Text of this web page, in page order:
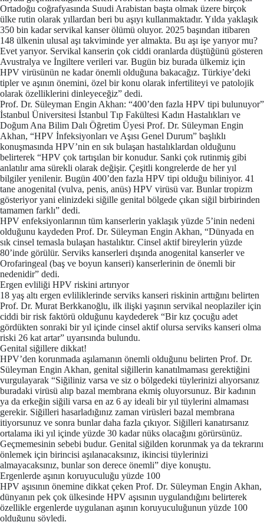
Ortadoğu coğrafyasında Suudi Arabistan başta olmak üzere birçok
ülke rutin olarak yıllardan beri bu aşıyı kullanmaktadır. Yılda yaklaşık
350 bin kadar servikal kanser ölümü oluyor. 2025 başından itibaren
148 ülkenin ulusal aşı takviminde yer almakta. Bu aşı işe yarıyor mu?
Evet yarıyor. Servikal kanserin çok ciddi oranlarda düştüğünü gösteren
Avustralya ve İngiltere verileri var. Bugün biz burada ülkemiz için
HPV virüsünün ne kadar önemli olduğuna bakacağız. Türkiye’deki
tipler ve aşının önemini, özel bir konu olarak infertiliteyi ve patolojik
olarak özelliklerini dinleyeceğiz” dedi.
Prof. Dr. Süleyman Engin Akhan: “400’den fazla HPV tipi bulunuyor”
İstanbul Üniversitesi İstanbul Tıp Fakültesi Kadın Hastalıkları ve
Doğum Ana Bilim Dalı Öğretim Üyesi Prof. Dr. Süleyman Engin
Akhan, “HPV İnfeksiyonları ve Aşısı Genel Durum” başlıklı
konuşmasında HPV’nin en sık bulaşan hastalıklardan olduğunu
belirterek “HPV çok tartışılan bir konudur. Sanki çok rutinmiş gibi
anlatılır ama sürekli olarak değişir. Çeşitli kongrelerde de her yıl
bilgiler yenilenir. Bugün 400’den fazla HPV tipi olduğu biliniyor. 41
tane anogenital (vulva, penis, anüs) HPV virüsü var. Bunlar tropizm
gösteriyor yani elinizdeki siğille genital bölgede çıkan siğil birbirinden
tamamen farklı” dedi.
HPV enfeksiyonlarının tüm kanserlerin yaklaşık yüzde 5’inin nedeni
olduğunu kaydeden Prof. Dr. Süleyman Engin Akhan, “Dünyada en
sık cinsel temasla bulaşan hastalıktır. Cinsel aktif bireylerin yüzde
80’inde görülür. Serviks kanserleri dışında anogenital kanserler ve
Orofaringeal (baş ve boyun kanseri) kanserlerinin de önemli bir
nedenidir” dedi.
Ergen evliliği HPV riskini artırıyor
18 yaş altı ergen evliliklerinde serviks kanseri riskinin arttığını belirten
Prof. Dr. Murat Berkkanoğlu, ilk ilişki yaşının servikal neoplaziler için
ciddi bir risk faktörü olduğunu kaydederek “Bir kız çocuğu adet
gördükten sonraki bir yıl içinde cinsel aktif olursa serviks kanseri olma
riski 26 kat artar” uyarısında bulundu.
Genital siğillere dikkat!
HPV’den korunmada aşılamanın önemli olduğunu belirten Prof. Dr.
Süleyman Engin Akhan, genital siğillerin kanatılmaması gerektiğini
vurgulayarak “Siğiliniz varsa ve siz o bölgedeki tüylerinizi alıyorsanız
buradaki virüsü alıp bazal membrana ekmiş oluyorsunuz. Bir kadının
ya da erkeğin siğili varsa en az 6 ay ideali bir yıl tüylerini almaması
gerekir. Siğilleri hasarladığınız zaman virüsleri bazal membrana
itiyorsunuz ve sonra bunlar daha fazla çıkıyor. Siğilleri kanatırsanız
ortalama iki yıl içinde yüzde 30 kadar nüks olacağını görürsünüz.
Geçmemesinin sebebi budur. Genital siğilden korunmak ya da tekrarını
önlemek için birincisi aşılanacaksınız, ikincisi tüylerinizi
almayacaksınız, bunlar son derece önemli” diye konuştu.
Ergenlerde aşının koruyuculuğu yüzde 100
HPV aşısının önemine dikkat çeken Prof. Dr. Süleyman Engin Akhan,
dünyanın pek çok ülkesinde HPV aşısının uygulandığını belirterek
özellikle ergenlerde uygulanan aşının koruyuculuğunun yüzde 100
olduğunu söyledi.